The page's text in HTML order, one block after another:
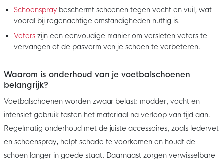
Schoenspray beschermt schoenen tegen vocht en vuil, wat
vooral bij regenachtige omstandigheden nuttig is.
Veters zijn een eenvoudige manier om versleten veters te
vervangen of de pasvorm van je schoen te verbeteren.
Waarom is onderhoud van je voetbalschoenen
belangrijk?
Voetbalschoenen worden zwaar belast: modder, vocht en
intensief gebruik tasten het materiaal na verloop van tijd aan.
Regelmatig onderhoud met de juiste accessoires, zoals ledervet
en schoenspray, helpt schade te voorkomen en houdt de
schoen langer in goede staat. Daarnaast zorgen verwisselbare